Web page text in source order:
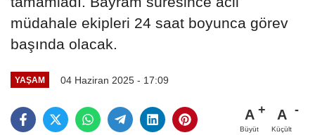
müdahale ekipleri 24 saat boyunca görev
başında olacak.
YAŞAM 04 Haziran 2025 - 17:09
A
Büyüt
A
Küçült